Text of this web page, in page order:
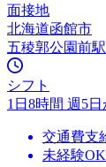
面接地
北海道函館市
五稜郭公園前
シフト
1日8時間 週5
交通費支
未経験OK